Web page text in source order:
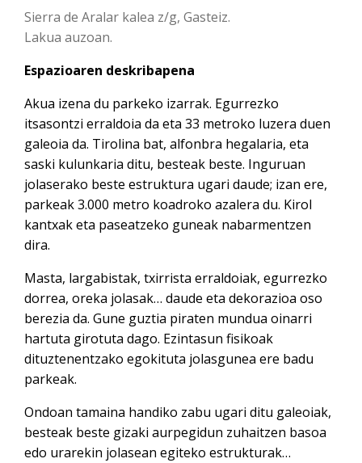
Sierra de Aralar kalea z/g, Gasteiz.
Lakua auzoan.
Espazioaren deskribapena
Akua izena du parkeko izarrak. Egurrezko
itsasontzi erraldoia da eta 33 metroko luzera duen
galeoia da. Tirolina bat, alfonbra hegalaria, eta
saski kulunkaria ditu, besteak beste. Inguruan
jolaserako beste estruktura ugari daude; izan ere,
parkeak 3.000 metro koadroko azalera du. Kirol
kantxak eta paseatzeko guneak nabarmentzen
dira.
Masta, largabistak, txirrista erraldoiak, egurrezko
dorrea, oreka jolasak… daude eta dekorazioa oso
berezia da. Gune guztia piraten mundua oinarri
hartuta girotuta dago. Ezintasun fisikoak
dituztenentzako egokituta jolasgunea ere badu
parkeak.
Ondoan tamaina handiko zabu ugari ditu galeoiak,
besteak beste gizaki aurpegidun zuhaitzen basoa
edo urarekin jolasean egiteko estrukturak…